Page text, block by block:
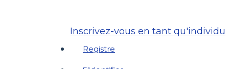
Inscrivez-vous en tant qu'individu
Registre